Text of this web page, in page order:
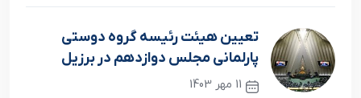
تعیین هیئت رئیسه گروه دوستی
پارلمانی مجلس دوازدهم در برزیل
11 مهر 1403